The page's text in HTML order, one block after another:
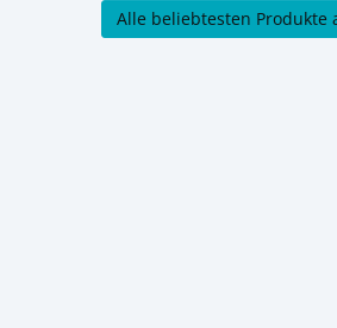
Alle beliebtesten Produkte